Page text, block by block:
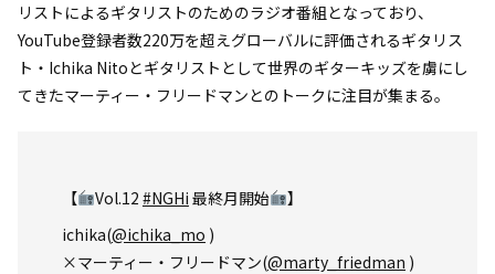
リストによるギタリストのためのラジオ番組となっており、
YouTube登録者数220万を超えグローバルに評価されるギタリス
ト・Ichika Nitoとギタリストとして世界のギターキッズを虜にし
てきたマーティー・フリードマンとのトークに注目が集まる。
【 Vol.12 #NGHi 最終月開始
】
ichika(@ichika_mo )
×マーティー・フリードマン(@marty_friedman )